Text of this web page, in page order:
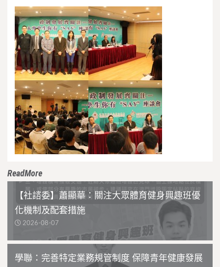
ReadMore
【社諮委】蕭顯華：關注大眾體育健身興趣班優
化機制及配套措施
2026-08-07
學聯：完善特定業務規管制度 保障青年健康發展